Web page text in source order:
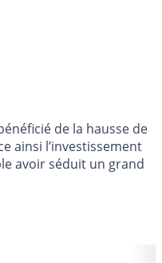
de la hausse de
ainsi l’investissement
avoir séduit un grand